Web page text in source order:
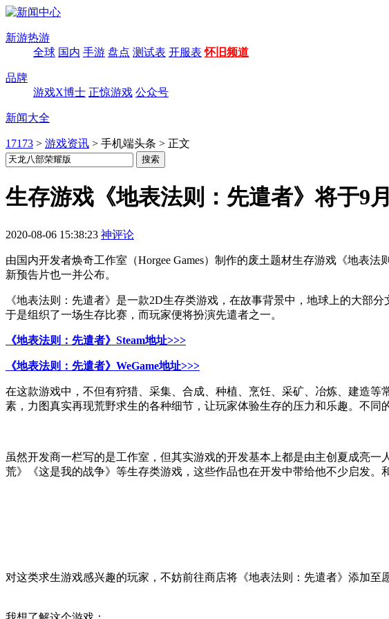
新游热游
全球 国内 手游 盘点 测试表 开服表 怀旧频道
品牌
游戏X博士 正惊游戏 公众号
新闻大全
17173 > 游戏资讯 > 手机端头条 > 正文
生存游戏《地表法则：先遣者》将于9
2020-08-06 15:38:23 神评论
由国内开发者焕奇工作室（Horgee Games）制作的废土题材生存游戏《地表法
新预告片也一并公布。
《地表法则：先遣者》是一款2D生存类游戏，在故事背景中，地球上的大部
于是组织了一场生存比赛，而玩家便将扮演先遣者之一。
《地表法则：先遣者》Steam地址>>>
《地表法则：先遣者》WeGame地址>>>
在这款游戏中，不但有狩猎、采集、合成、种植、烹饪、采矿、冶炼、建造
素，力图真实再现荒野求生的各种细节，让玩家体验生存的压力和乐趣。不
虽然开发商一栏写的是工作室，但其实游戏的开发基本上都是由主创夏成亮
荒》《这是我的战争》等生存类游戏，这些作品也在开发中带给他不少启发
对这类求生游戏感兴趣的玩家，不妨前往商店将《地表法则：先遣者》添加至